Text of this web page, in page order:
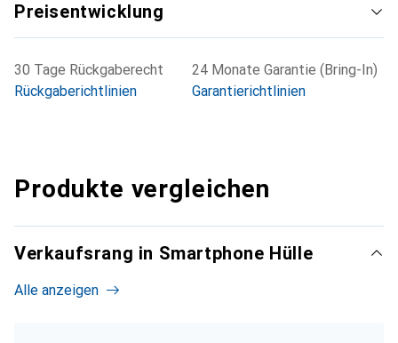
Preisentwicklung
30 Tage Rückgaberecht
Rückgaberichtlinien
24 Monate Garantie (Bring-In)
Garantierichtlinien
Produkte vergleichen
Verkaufsrang in Smartphone Hülle
Alle anzeigen